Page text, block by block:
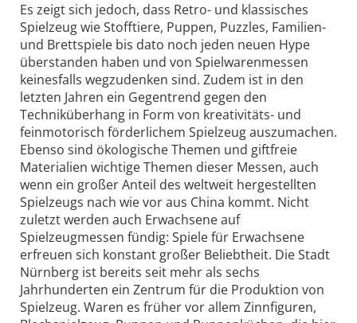
Es zeigt sich jedoch, dass Retro- und klassisches
Spielzeug wie Stofftiere, Puppen, Puzzles, Familien-
und Brettspiele bis dato noch jeden neuen Hype
überstanden haben und von Spielwarenmessen
keinesfalls wegzudenken sind. Zudem ist in den
letzten Jahren ein Gegentrend gegen den
Techniküberhang in Form von kreativitäts- und
feinmotorisch förderlichem Spielzeug auszumachen.
Ebenso sind ökologische Themen und giftfreie
Materialien wichtige Themen dieser Messen, auch
wenn ein großer Anteil des weltweit hergestellten
Spielzeugs nach wie vor aus China kommt. Nicht
zuletzt werden auch Erwachsene auf
Spielzeugmessen fündig: Spiele für Erwachsene
erfreuen sich konstant großer Beliebtheit. Die Stadt
Nürnberg ist bereits seit mehr als sechs
Jahrhunderten ein Zentrum für die Produktion von
Spielzeug. Waren es früher vor allem Zinnfiguren,